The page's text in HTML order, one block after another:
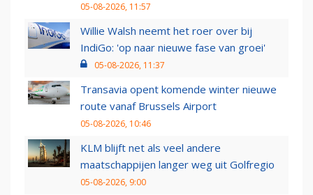
05-08-2026, 11:57
Willie Walsh neemt het roer over bij
IndiGo: 'op naar nieuwe fase van groei'
05-08-2026, 11:37
Transavia opent komende winter nieuwe
route vanaf Brussels Airport
05-08-2026, 10:46
KLM blijft net als veel andere
maatschappijen langer weg uit Golfregio
05-08-2026, 9:00